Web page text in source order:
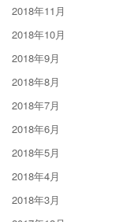
2018年11月
2018年10月
2018年9月
2018年8月
2018年7月
2018年6月
2018年5月
2018年4月
2018年3月